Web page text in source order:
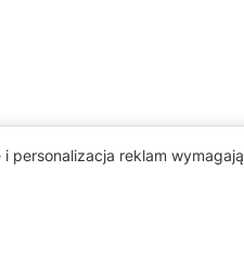
personalizacja reklam wymagają